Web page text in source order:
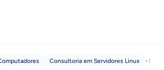
Consultoria em Servidores Linux +1